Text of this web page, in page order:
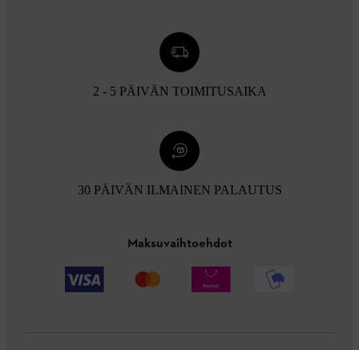
2 - 5 PÄIVÄN TOIMITUSAIKA
30 PÄIVÄN ILMAINEN PALAUTUS
Maksuvaihtoehdot